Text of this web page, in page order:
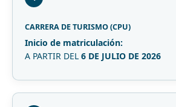
CARRERA DE TURISMO (CPU)
Inicio de matriculación:
A PARTIR DEL 6 DE JULIO DE 2026